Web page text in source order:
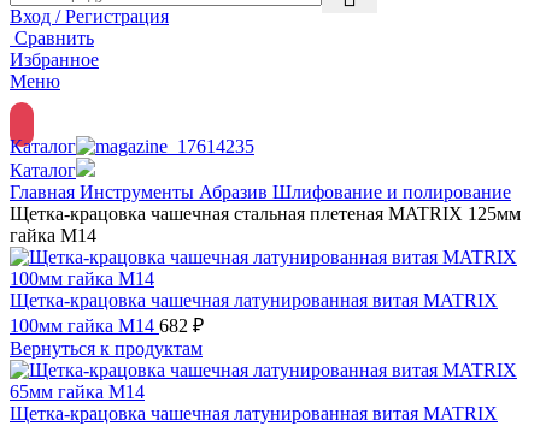
Вход / Регистрация
Сравнить
Избранное
Меню
Каталог
Каталог
Главная Инструменты Абразив Шлифование и полирование
Щетка-крацовка чашечная стальная плетеная MATRIX 125мм
гайка М14
Щетка-крацовка чашечная латунированная витая MATRIX
100мм гайка М14 682 ₽
Вернуться к продуктам
Щетка-крацовка чашечная латунированная витая MATRIX